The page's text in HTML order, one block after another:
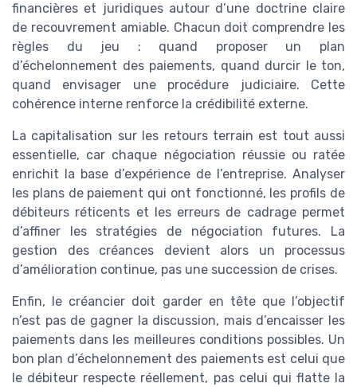
financières et juridiques autour d’une doctrine claire
de recouvrement amiable. Chacun doit comprendre les
règles du jeu : quand proposer un plan
d’échelonnement des paiements, quand durcir le ton,
quand envisager une procédure judiciaire. Cette
cohérence interne renforce la crédibilité externe.
La capitalisation sur les retours terrain est tout aussi
essentielle, car chaque négociation réussie ou ratée
enrichit la base d’expérience de l’entreprise. Analyser
les plans de paiement qui ont fonctionné, les profils de
débiteurs réticents et les erreurs de cadrage permet
d’affiner les stratégies de négociation futures. La
gestion des créances devient alors un processus
d’amélioration continue, pas une succession de crises.
Enfin, le créancier doit garder en tête que l’objectif
n’est pas de gagner la discussion, mais d’encaisser les
paiements dans les meilleures conditions possibles. Un
bon plan d’échelonnement des paiements est celui que
le débiteur respecte réellement, pas celui qui flatte la